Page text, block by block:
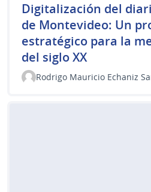
Digitalización del
de Montevideo: Un
estratégico para la
del siglo XX
Rodrigo Mauricio Echaniz